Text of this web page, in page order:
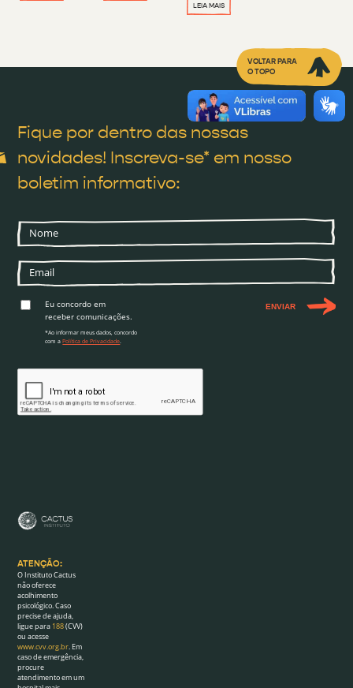
LEIA MAIS
VOLTAR PARA
O TOPO
Fique por dentro das nossas
novidades! Inscreva-se* em nosso
boletim informativo:
Eu concordo em
receber comunicações.
*Ao informar meus dados, concordo
com aPolítica de Privacidade.
ENVIAR
ATENÇÃO:
O Instituto Cactus
não oferece
acolhimento
psicológico. Caso
precise de ajuda,
ligue para 188(CVV)
ou acesse
www.cvv.org.br. Em
caso de emergência,
procure
atendimento em um